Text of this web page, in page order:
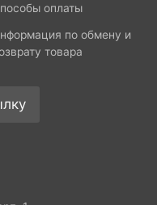
оплаты
по обмену и
товара